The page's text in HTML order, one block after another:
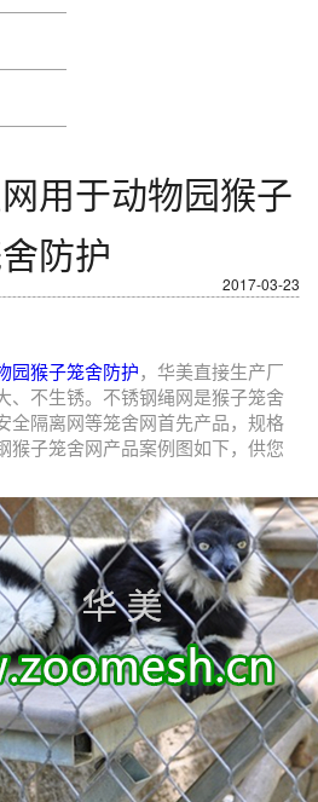
用于动物园猴子
防护
2017-03-23
园猴子笼舍防护，华美直接生产厂
、不生锈。不锈钢绳网是猴子笼舍
全隔离网等笼舍网首先产品，规格
猴子笼舍网产品案例图如下，供您